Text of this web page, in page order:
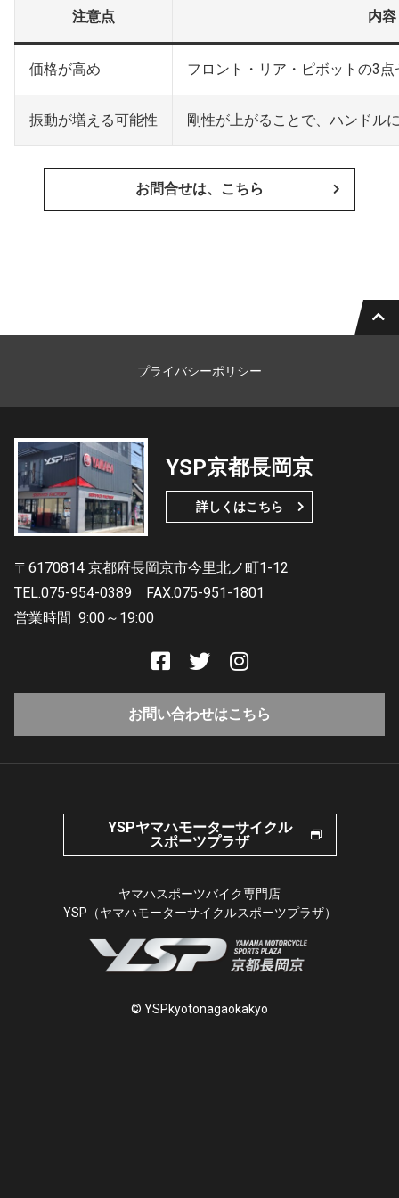
注意点 内容
価格が高め フロント・リア・ピボットの3
振動が増える可能性 剛性が上がることで、ハンドル
お問合せは、こちら
プライバシーポリシー
YSP京都長岡京
詳しくはこちら
〒6170814 京都府長岡京市今里北ノ町1-12
TEL.075-954-0389
FAX.075-951-1801
営業時間 9:00～19:00
お問い合わせはこちら
YSPヤマハモーターサイクル
スポーツプラザ
ヤマハスポーツバイク専門店
YSP（ヤマハモーターサイクルスポーツプラザ）
© YSPkyotonagaokakyo